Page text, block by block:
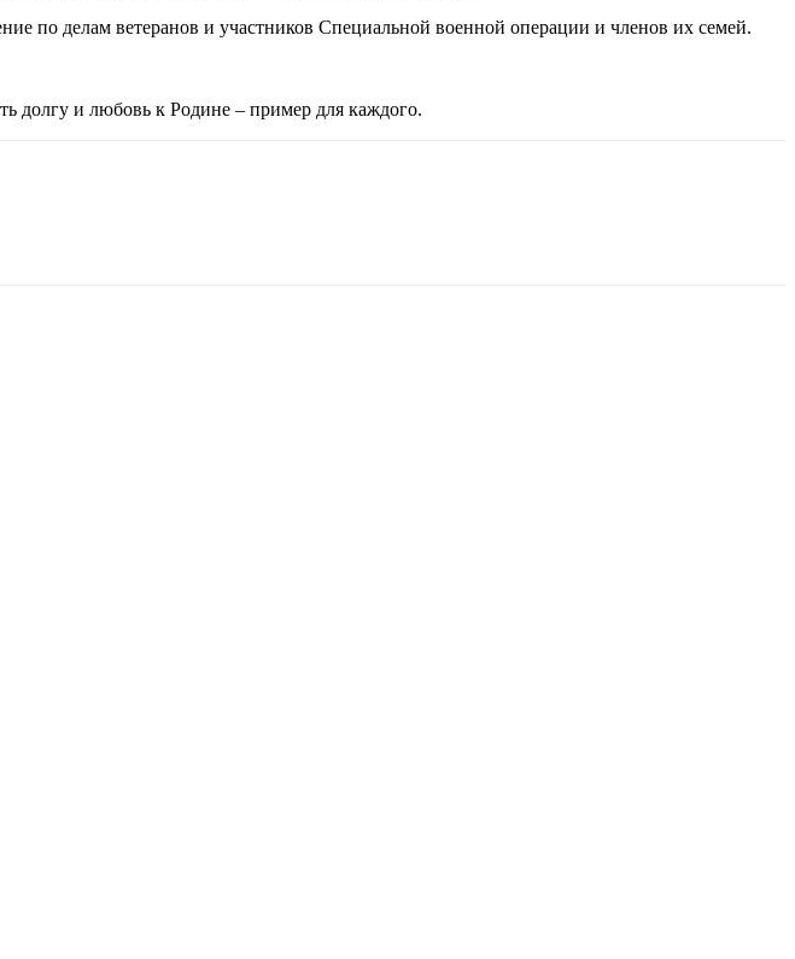
по делам ветеранов и участников Специальной военной операции и членов их семей.
долгу и любовь к Родине – пример для каждого.